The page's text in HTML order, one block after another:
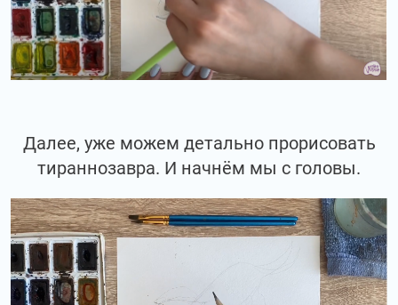
Далее, уже можем детально прорисовать
тираннозавра. И начнём мы с головы.